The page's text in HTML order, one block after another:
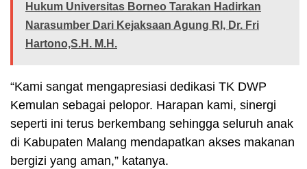
Hukum Universitas Borneo Tarakan Hadirkan
Narasumber Dari Kejaksaan Agung RI, Dr. Fri
Hartono,S.H. M.H.
“Kami sangat mengapresiasi dedikasi TK DWP
Kemulan sebagai pelopor. Harapan kami, sinergi
seperti ini terus berkembang sehingga seluruh anak
di Kabupaten Malang mendapatkan akses makanan
bergizi yang aman,” katanya.